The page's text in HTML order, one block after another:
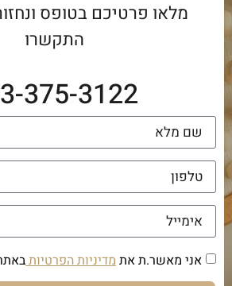
מלאו פרטיכם בטופס
התקשרו
375-3122
אני מאשר.ת את מדיניות הפרטיות